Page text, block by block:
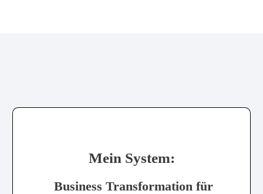
Mein System:
Business Transformation für